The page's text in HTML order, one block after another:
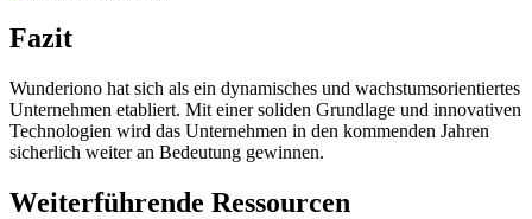
Fazit
Wunderiono hat sich als ein dynamisches und wachstumsorientiertes
Unternehmen etabliert. Mit einer soliden Grundlage und innovativen
Technologien wird das Unternehmen in den kommenden Jahren
sicherlich weiter an Bedeutung gewinnen.
Weiterführende Ressourcen